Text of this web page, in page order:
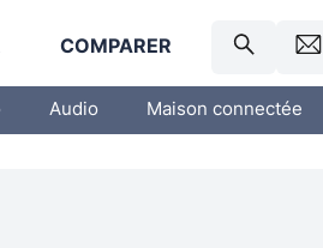
COMPARER
Audio Maison connectée